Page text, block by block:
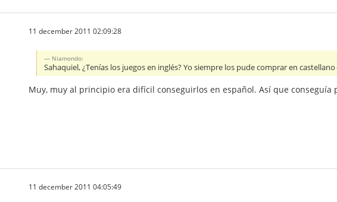
11 december 2011 02:09:28
Niamondo:
Sahaquiel, ¿Tenías los juegos en inglés? Yo siempre los pude comprar en castellano
Muy, muy al principio era difícil conseguirlos en español. Así que
11 december 2011 04:05:49